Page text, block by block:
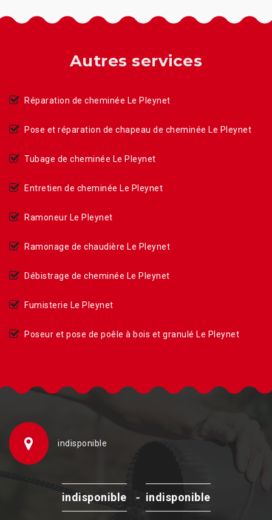
Autres services
Réparation de cheminée Le Pleynet
Pose et réparation de chapeau de cheminée Le Pleynet
Tubage de cheminée Le Pleynet
Entretien de cheminée Le Pleynet
Ramoneur Le Pleynet
Ramonage de chaudière Le Pleynet
Débistrage de cheminée Le Pleynet
Fumisterie Le Pleynet
Poseur et pose de poêle à bois et granulé Le Pleynet
indisponible
indisponible - indisponible